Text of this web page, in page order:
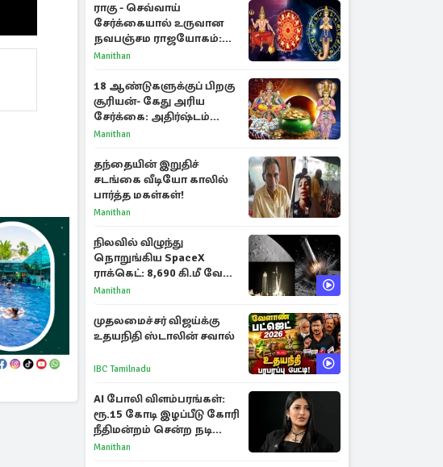
ராகு - செவ்வாய்
சேர்க்கையால் உருவான
நவபஞ்சம ராஜயோகம்:
அதிர்ஷ்டம் பெறும் 3
Manithan
18 ஆண்டுகளுக்குப் பிறகு
சூரியன்- கேது அரிய
சேர்க்கை: அதிர்ஷ்டம்
பெறும் 3 ராசிகள்!
Manithan
தந்தையின் இறுதிச்
சடங்கை வீடியோ காலில்
பார்த்த மகள்கள்!
Manithan
நிலவில் விழுந்து
நொறுங்கிய SpaceX
ராக்கெட்: 8,690 கி.மீ வேக
மோதலால் உருவான புதிய
Manithan
முதலமைச்சர் விஜய்க்கு
உதயநிதி ஸ்டாலின் சவால்
IBC Tamilnadu
AI போலி விளம்பரங்கள்:
ரூ.15 கோடி இழப்பீடு கோரி
நீதிமன்றம் சென்ற நடிகை
ஸ்ருதி ஹாசன்!
Manithan